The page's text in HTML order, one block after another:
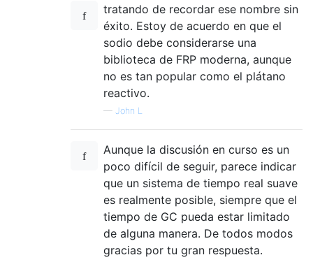
tratando de recordar ese nombre sin
éxito. Estoy de acuerdo en que el
sodio debe considerarse una
biblioteca de FRP moderna, aunque
no es tan popular como el plátano
reactivo.
— John L
Aunque la discusión en curso es un
poco difícil de seguir, parece indicar
que un sistema de tiempo real suave
es realmente posible, siempre que el
tiempo de GC pueda estar limitado
de alguna manera. De todos modos
gracias por tu gran respuesta.